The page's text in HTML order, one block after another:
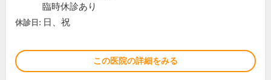
臨時休診あり
休診日: 日、祝
この医院の詳細をみる